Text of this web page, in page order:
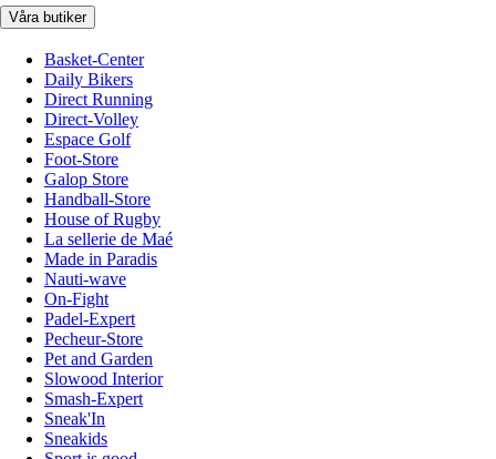
Våra butiker
Basket-Center
Daily Bikers
Direct Running
Direct-Volley
Espace Golf
Foot-Store
Galop Store
Handball-Store
House of Rugby
La sellerie de Maé
Made in Paradis
Nauti-wave
On-Fight
Padel-Expert
Pecheur-Store
Pet and Garden
Slowood Interior
Smash-Expert
Sneak'In
Sneakids